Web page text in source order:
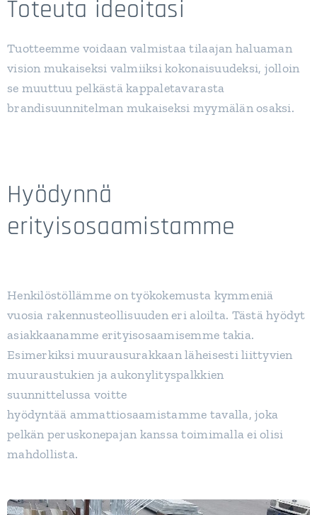
Toteuta ideoitasi
Tuotteemme voidaan valmistaa tilaajan haluaman
vision mukaiseksi valmiiksi kokonaisuudeksi, jolloin
se muuttuu pelkästä kappaletavarasta
brandisuunnitelman mukaiseksi myymälän osaksi.
Hyödynnä
erityisosaamistamme
Henkilöstöllämme on työkokemusta kymmeniä
vuosia rakennusteollisuuden eri aloilta. Tästä hyödyt
asiakkaanamme erityisosaamisemme takia.
Esimerkiksi muurausurakkaan läheisesti liittyvien
muuraustukien ja aukonylityspalkkien
suunnittelussa voitte
hyödyntää ammattiosaamistamme tavalla, joka
pelkän peruskonepajan kanssa toimimalla ei olisi
mahdollista.